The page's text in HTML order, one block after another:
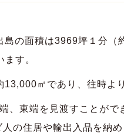
の面積は3969坪１分
す。
㎡であり、往時よ
東端を見渡すことがで
の住居や輸出入品を納